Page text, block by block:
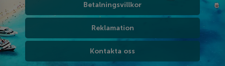
Betalningsvillkor
Reklamation
Kontakta oss